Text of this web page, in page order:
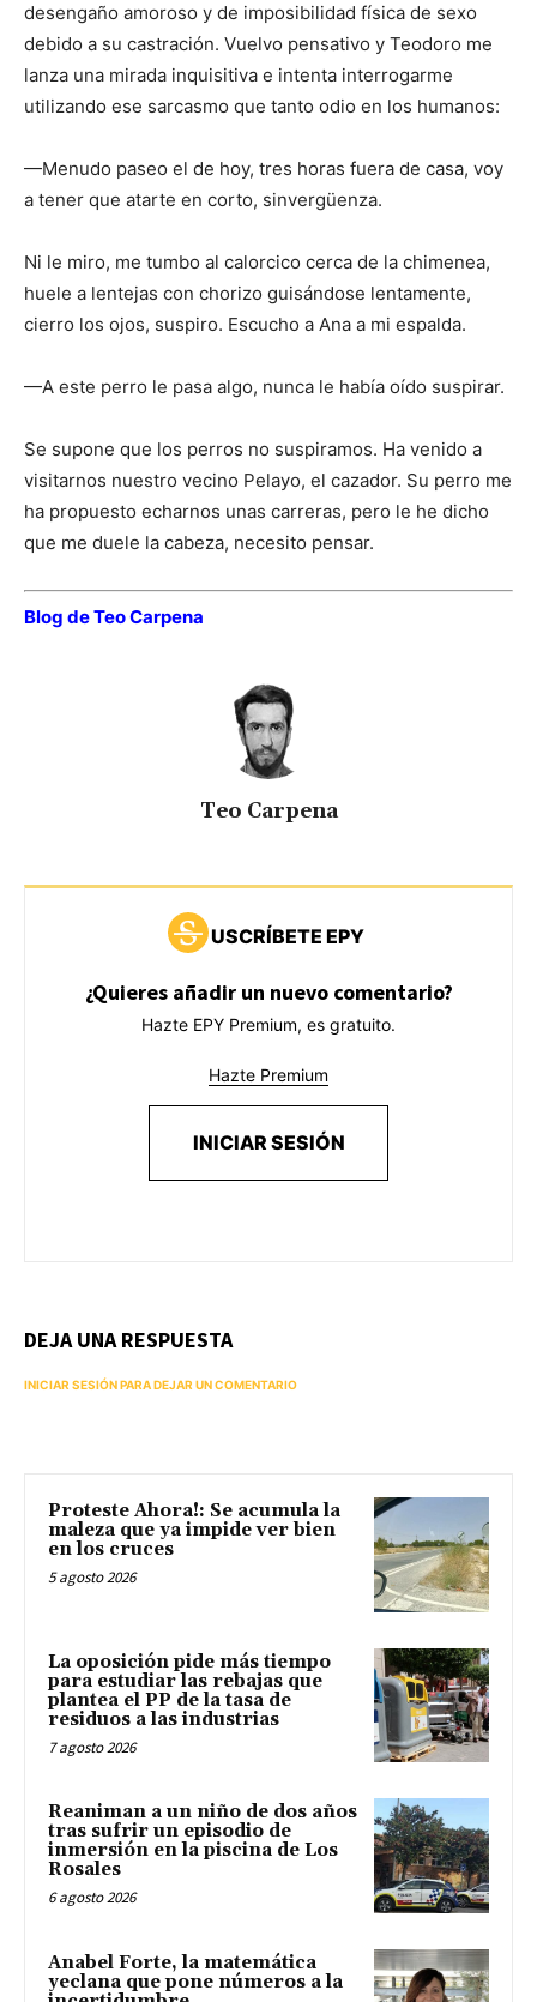
desengaño amoroso y de imposibilidad física de sexo
debido a su castración. Vuelvo pensativo y Teodoro me
lanza una mirada inquisitiva e intenta interrogarme
utilizando ese sarcasmo que tanto odio en los humanos:
—Menudo paseo el de hoy, tres horas fuera de casa, voy
a tener que atarte en corto, sinvergüenza.
Ni le miro, me tumbo al calorcico cerca de la chimenea,
huele a lentejas con chorizo guisándose lentamente,
cierro los ojos, suspiro. Escucho a Ana a mi espalda.
—A este perro le pasa algo, nunca le había oído suspirar.
Se supone que los perros no suspiramos. Ha venido a
visitarnos nuestro vecino Pelayo, el cazador. Su perro me
ha propuesto echarnos unas carreras, pero le he dicho
que me duele la cabeza, necesito pensar.
Blog de Teo Carpena
Teo Carpena
USCRÍBETE EPY
¿Quieres añadir un nuevo comentario?
Hazte EPY Premium, es gratuito.
Hazte Premium
INICIAR SESIÓN
DEJA UNA RESPUESTA
INICIAR SESIÓN PARA DEJAR UN COMENTARIO
Proteste Ahora!: Se acumula la
maleza que ya impide ver bien
en los cruces
5 agosto 2026
La oposición pide más tiempo
para estudiar las rebajas que
plantea el PP de la tasa de
residuos a las industrias
7 agosto 2026
Reaniman a un niño de dos años
tras sufrir un episodio de
inmersión en la piscina de Los
Rosales
6 agosto 2026
Anabel Forte, la matemática
yeclana que pone números a la